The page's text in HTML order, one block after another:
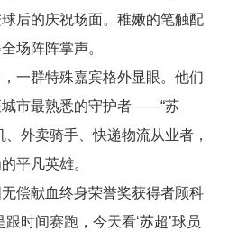
后的庆祝场面。稚嫩的笔触配
场阵阵掌声。
一群特殊嘉宾格外显眼。他们
城市最熟悉的守护者——“苏
外卖骑手、快递物流从业者，
平凡英雄。
偿献血终身荣誉奖获得者顾科
时间赛跑，今天看‘苏超’球员